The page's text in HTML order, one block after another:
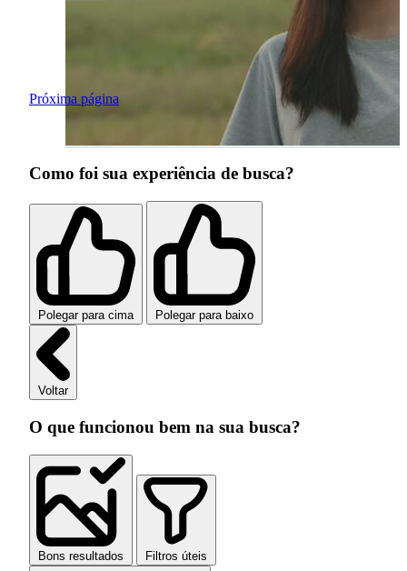
Próxima página
Como foi sua experiência de busca?
Polegar para cima Polegar para baixo
Voltar
O que funcionou bem na sua busca?
Bons resultados Filtros úteis